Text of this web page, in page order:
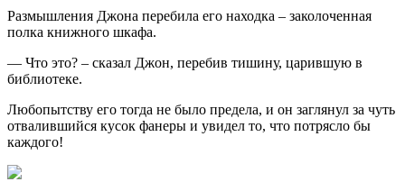
Размышления Джона перебила его находка – заколоченная
полка книжного шкафа.
— Что это? – сказал Джон, перебив тишину, царившую в
библиотеке.
Любопытству его тогда не было предела, и он заглянул за чуть
отвалившийся кусок фанеры и увидел то, что потрясло бы
каждого!